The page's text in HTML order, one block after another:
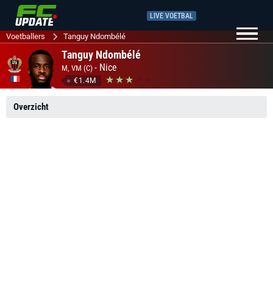
LIVE VOETBAL
Voetballers Tanguy Ndombélé
Tanguy Ndombélé
M, VM (C) - Nice
€1.4M
Overzicht